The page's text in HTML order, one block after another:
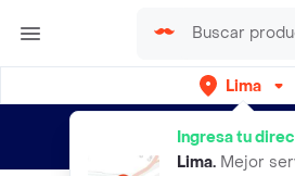
Lima
Ingresa tu
Lima. Mejor
envíos gratis por